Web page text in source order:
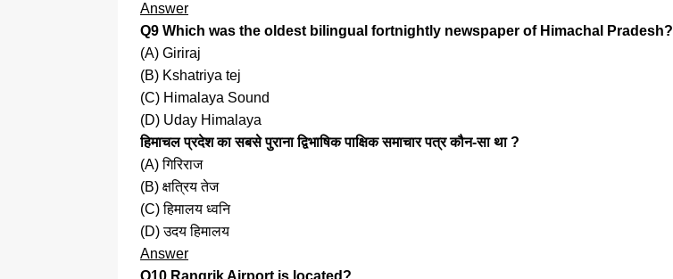
Answer
Q9 Which was the oldest bilingual fortnightly newspaper of Himachal Pradesh?
(A) Giriraj
(B) Kshatriya tej
(C) Himalaya Sound
(D) Uday Himalaya
हिमाचल प्रदेश का सबसे पुराना द्विभाषिक पाक्षिक समाचार पत्र कौन-सा था ?
(A) गिरिराज
(B) क्षत्रिय तेज
(C) हिमालय ध्वनि
(D) उदय हिमालय
Answer
Q10 Rangrik Airport is located?